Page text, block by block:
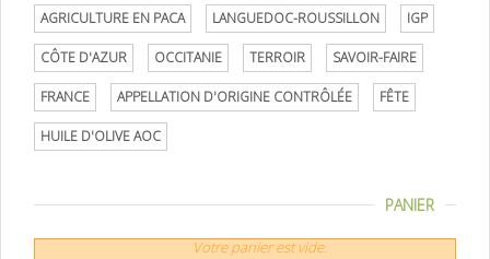
AGRICULTURE EN PACA LANGUEDOC-ROUSSILLON IGP
CÔTE D'AZUR OCCITANIE TERROIR SAVOIR-FAIRE
FRANCE APPELLATION D'ORIGINE CONTRÔLÉE FÊTE
HUILE D'OLIVE AOC
PANIER
Votre panier est vide.